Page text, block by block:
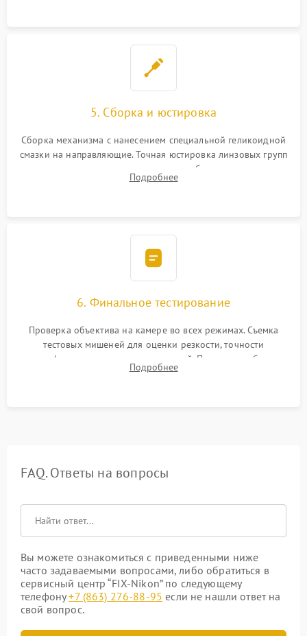
5. Сборка и юстировка
Сборка механизма с нанесением специальной геликоидной
смазки на направляющие. Точная юстировка линзовых групп
программным или механическим способом для устранения
бэк
Подробнее
6. Финальное тестирование
Проверка объектива на камере во всех режимах. Съемка
тестовых мишеней для оценки резкости, точности
автофокуса и отсутствия искажений. Проверка работы
диафрагмы на закрытых значениях и тестирование
Подробнее
FAQ. Ответы на вопросы
Вы можете ознакомиться с приведенными ниже
часто задаваемыми вопросами, либо обратиться в
сервисный центр “FIX-Nikon” по следующему
телефону+7 (863) 276-88-95 если не нашли ответ на
свой вопрос.